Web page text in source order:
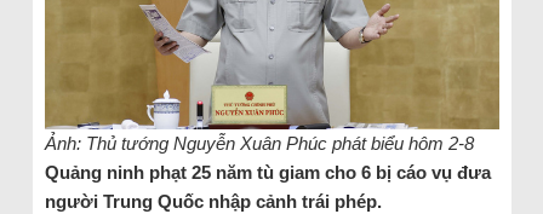
Ảnh: Thủ tướng Nguyễn Xuân Phúc phát biểu hôm 2-8
Quảng ninh phạt 25 năm tù giam cho 6 bị cáo vụ đưa
người Trung Quốc nhập cảnh trái phép.